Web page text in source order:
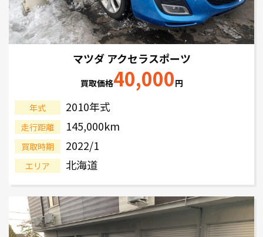
マツダ アクセラスポーツ
買取価格40,000円
年式 2010年式
走行距離 145,000km
買取時期 2022/1
エリア 北海道